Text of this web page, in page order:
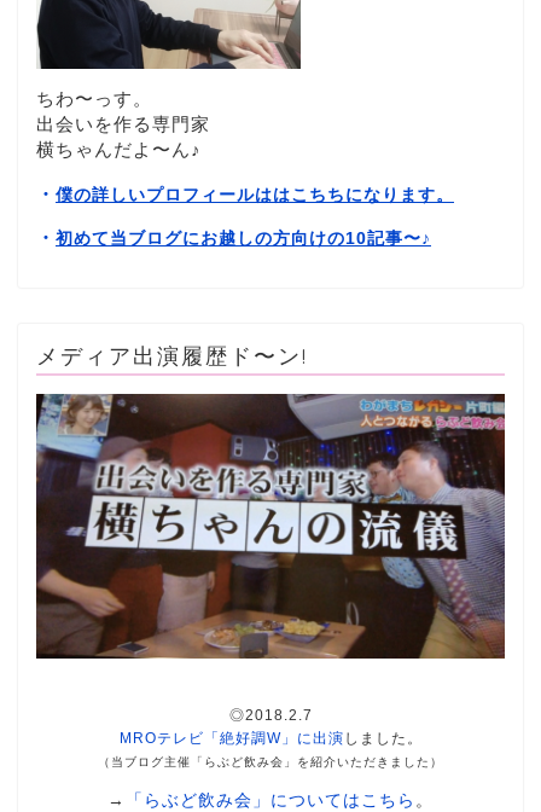
ちわ〜っす。
出会いを作る専門家
横ちゃんだよ〜ん♪
・ 僕の詳しいプロフィールははこちちになります。
・ 初めて当ブログにお越しの方向けの10記事〜♪
メディア出演履歴ド〜ン!
◎2018.2.7
MROテレビ「絶好調W」に出演 しました。
（当ブログ主催「らぶど飲み会」を紹介いただきました）
→ 「らぶど飲み会」についてはこちら 。